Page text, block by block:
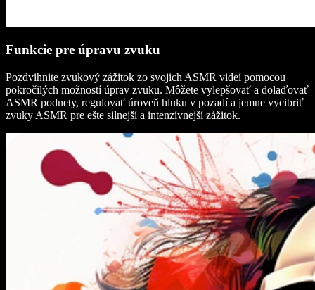
Funkcie pre úpravu zvuku
Pozdvihnite zvukový zážitok zo svojich ASMR videí pomocou
pokročilých možností úprav zvuku. Môžete vylepšovať a dolaďovať
ASMR podnety, regulovať úroveň hluku v pozadí a jemne vycibriť
zvuky ASMR pre ešte silnejší a intenzívnejší zážitok.